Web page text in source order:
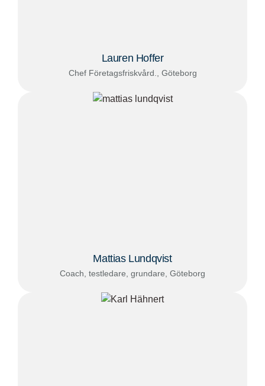
Lauren Hoffer
Chef Företagsfriskvård., Göteborg
Mattias Lundqvist
Coach, testledare, grundare, Göteborg